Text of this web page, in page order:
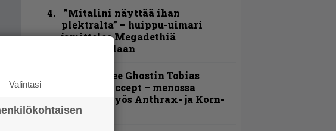
”Mitalini näyttää ihan
plektralta” – huippu-uimari
jamittelee Megadethiä
palkinnollaan
Näin lähtee Ghostin Tobias
Forgelta Accept – menossa
mukana myös Anthrax- ja Korn-
miehistöä
Valintasi